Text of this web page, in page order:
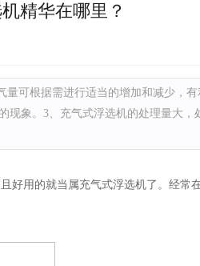
精华在哪里？
可根据需进行适当的增加和减少，
象。3、充气式浮选机的处理量大
且好用的就当属充气式浮选机了。经